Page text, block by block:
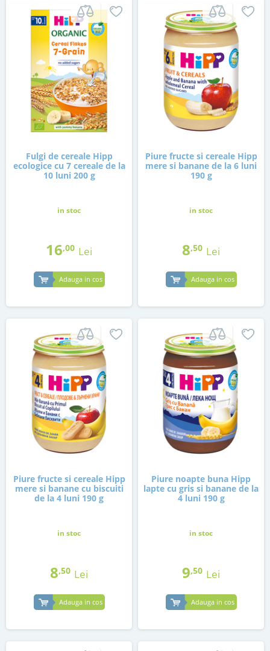
Fulgi de cereale Hipp
ecologice cu 7 cereale de la
10 luni 200 g
in stoc
16,00 Lei
Adauga in cos
Piure fructe si cereale Hipp
mere si banane de la 6 luni
190 g
in stoc
8,50 Lei
Adauga in cos
Piure fructe si cereale Hipp
mere si banane cu biscuiti
de la 4 luni 190 g
in stoc
8,50 Lei
Adauga in cos
Piure noapte buna Hipp
lapte cu gris si banane de la
4 luni 190 g
in stoc
9,50 Lei
Adauga in cos